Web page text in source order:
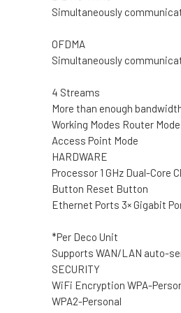
Simultaneously
OFDMA
Simultaneously
4 Streams
More than enough
Working Modes Router Mode
Access Point Mode
HARDWARE
Processor 1 GHz Dual-Core
Button Reset Button
Ethernet Ports 3× Gigabit
*Per Deco Unit
Supports WAN/LAN auto-
SECURITY
WiFi Encryption WPA-
WPA2-Personal